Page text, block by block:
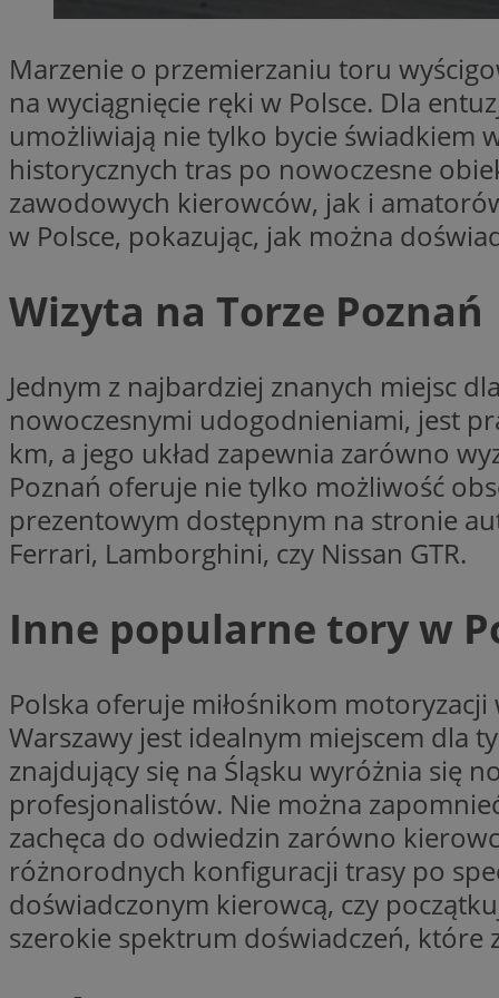
Marzenie o przemierzaniu toru
na wyciągnięcie ręki w Polsce. Dla
umożliwiają nie tylko bycie świadkiem
historycznych tras po nowoczesne
zawodowych kierowców, jak i
w Polsce, pokazując, jak można
Wizyta na Torze Poznań
Jednym z najbardziej znanych miejsc
nowoczesnymi udogodnieniami, jest
km, a jego układ zapewnia zarówno
Poznań oferuje nie tylko możliwość
prezentowym dostępnym na stronie
Ferrari, Lamborghini, czy Nissan GTR.
Inne popularne tory w
Polska oferuje miłośnikom
Warszawy jest idealnym miejscem dla
znajdujący się na Śląsku wyróżnia się
profesjonalistów. Nie można
zachęca do odwiedzin zarówno
różnorodnych konfiguracji trasy po
doświadczonym kierowcą, czy
szerokie spektrum doświadczeń, które
SessID
MvSessID
Nazwa
_clsk
_clsk
Nazwa
YSC
VISITOR_INFO1_LIVE
test_cookie
_fbp
__Secure-
Nazwa Provider/
WMF-
Uniq